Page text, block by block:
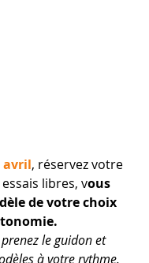
avril, réservez votre
libres, vous
de votre choix
le guidon et
à votre rythme.